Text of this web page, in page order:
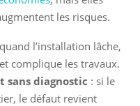
les risques.
l’installation lâche,
complique les travaux.
sans diagnostic : si le
le défaut revient